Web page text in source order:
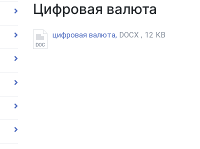
Цифровая валюта
цифровая валюта, DOCX , 12 KB